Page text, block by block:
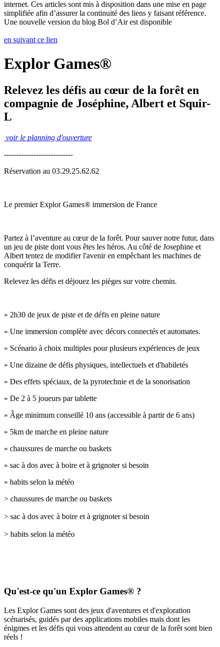
internet. Ces articles sont mis à disposition dans une mise en page
simplifiée afin d’assurer la continuité des liens y faisant référence.
Une nouvelle version du blog Bol d’Air est disponible
en suivant ce lien
Explor Games®
Relevez les défis au cœur de la forêt en
compagnie de Joséphine, Albert et Squir-
L
voir le planning d'ouverture
----------------------------
Réservation au 03.29.25.62.62
Le premier Explor Games® immersion de France
Partez à l’aventure au cœur de la forêt. Pour sauver notre futur, dans
un jeu de piste dont vous êtes les héros. Au côté de Josephine et
Albert tentez de modifier l'avenir en empêchant les machines de
conquérir la Terre.
Relevez les défis et déjouez les pièges sur votre chemin.
» 2h30 de jeux de piste et de défis en pleine nature
» Une immersion complète avec décors connectés et automates.
» Scénario à choix multiples pour plusieurs expériences de jeux
» Une dizaine de défis physiques, intellectuels et d'habiletés
» Des effets spéciaux, de la pyrotechnie et de la sonorisation
» De 2 à 5 joueurs par tablette
» Âge minimum conseillé 10 ans (accessible à partir de 6 ans)
» 5km de marche en pleine nature
» chaussures de marche ou baskets
» sac à dos avec à boire et à grignoter si besoin
» habits selon la météo
> chaussures de marche ou baskets
> sac à dos avec à boire et à grignoter si besoin
> habits selon la météo
Qu'est-ce qu'un Explor Games® ?
Les Explor Games sont des jeux d'aventures et d'exploration
scénarisés, guidés par des applications mobiles mais dont les
énigmes et les défis qui vous attendent au cœur de la forêt sont bien
réels !